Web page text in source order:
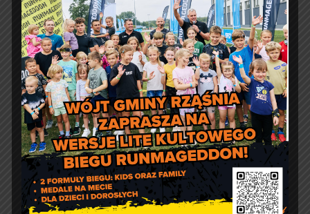
tel. 44 631-71-22 (biuro podawcze)
Godziny otwarcia Urzędu:
pon.: 9:00 – 17:00
wt. – pt.: 7:30 – 15:30
Jakość powietrza